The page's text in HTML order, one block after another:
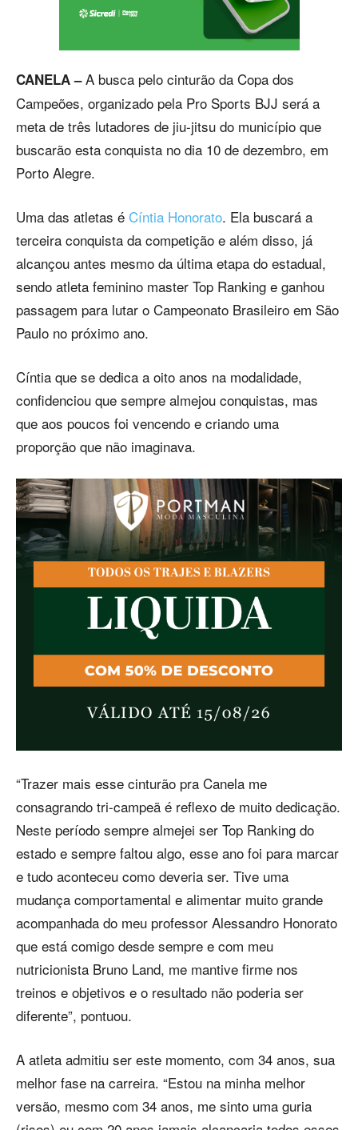
CANELA –A busca pelo cinturão da Copa dos
Campeões, organizado pela Pro Sports BJJ será a
meta de três lutadores de jiu-jitsu do município que
buscarão esta conquista no dia 10 de dezembro, em
Porto Alegre.
Uma das atletas é Cíntia Honorato. Ela buscará a
terceira conquista da competição e além disso, já
alcançou antes mesmo da última etapa do estadual,
sendo atleta feminino master Top Ranking e ganhou
passagem para lutar o Campeonato Brasileiro em São
Paulo no próximo ano.
Cíntia que se dedica a oito anos na modalidade,
confidenciou que sempre almejou conquistas, mas
que aos poucos foi vencendo e criando uma
proporção que não imaginava.
“Trazer mais esse cinturão pra Canela me
consagrando tri-campeã é reflexo de muito dedicação.
Neste período sempre almejei ser Top Ranking do
estado e sempre faltou algo, esse ano foi para marcar
e tudo aconteceu como deveria ser. Tive uma
mudança comportamental e alimentar muito grande
acompanhada do meu professor Alessandro Honorato
que está comigo desde sempre e com meu
nutricionista Bruno Land, me mantive firme nos
treinos e objetivos e o resultado não poderia ser
diferente”, pontuou.
A atleta admitiu ser este momento, com 34 anos, sua
melhor fase na carreira. “Estou na minha melhor
versão, mesmo com 34 anos, me sinto uma guria